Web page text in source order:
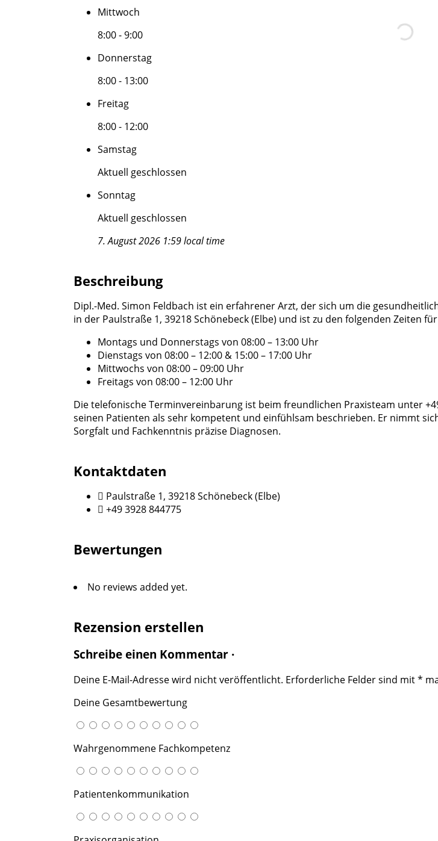
Mittwoch
8:00 - 9:00
Donnerstag
8:00 - 13:00
Freitag
8:00 - 12:00
Samstag
Aktuell geschlossen
Sonntag
Aktuell geschlossen
7. August 2026 1:59 local time
Beschreibung
Dipl.-Med. Simon Feldbach ist ein erfahrener Arzt, der sich um die
in der Paulstraße 1, 39218 Schönebeck (Elbe) und ist zu den folgenden Zeiten
Montags und Donnerstags von 08:00 – 13:00 Uhr
Dienstags von 08:00 – 12:00 & 15:00 – 17:00 Uhr
Mittwochs von 08:00 – 09:00 Uhr
Freitags von 08:00 – 12:00 Uhr
Die telefonische Terminvereinbarung ist beim freundlichen Praxisteam unter
seinen Patienten als sehr kompetent und einfühlsam beschrieben. Er nimmt
Sorgfalt und Fachkenntnis präzise Diagnosen.
Kontaktdaten
Paulstraße 1, 39218 Schönebeck (Elbe)
+49 3928 844775
Bewertungen
No reviews added yet.
Rezension erstellen
Schreibe einen Kommentar ·
Deine E-Mail-Adresse wird nicht veröffentlicht. Erforderliche Felder sind mit*
Deine Gesamtbewertung
Wahrgenommene Fachkompetenz
Patientenkommunikation